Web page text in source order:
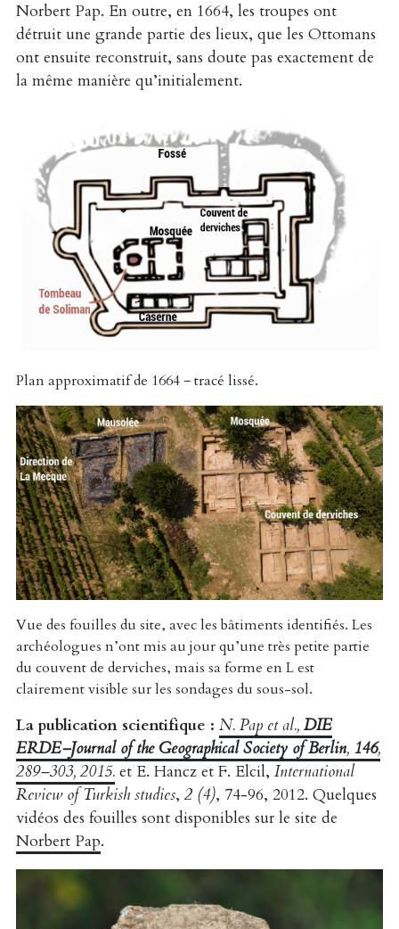
Norbert Pap. En outre, en 1664, les troupes ont
détruit une grande partie des lieux, que les Ottomans
ont ensuite reconstruit, sans doute pas exactement de
la même manière qu’initialement.
Plan approximatif de 1664 − tracé lissé.
Vue des fouilles du site, avec les bâtiments identifiés. Les
archéologues n’ont mis au jour qu’une très petite partie
du couvent de derviches, mais sa forme en L est
clairement visible sur les sondages du sous-sol.
La publication scientifique : N. Pap et al., DIE
ERDE–Journal of the Geographical Society of Berlin, 146,
289–303, 2015.et E. Hancz et F. Elcil, International
Review of Turkish studies, 2 (4), 74-96, 2012. Quelques
vidéos des fouilles sont disponibles sur le site de
Norbert Pap.